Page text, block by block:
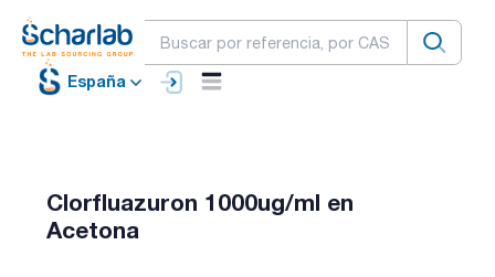
España
Clorfluazuron 1000ug/ml en
Acetona